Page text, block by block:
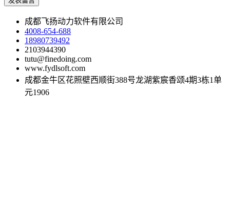
成都飞扬动力软件有限公司
4008-654-688
18980739492
2103944390
tutu@finedoing.com
www.fydlsoft.com
成都金牛区花照壁西顺街388号龙湖紫宸香颂4期3栋1单
元1906